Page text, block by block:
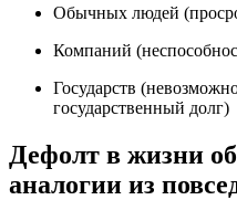
Обычных людей
Компаний
Государств
государственный долг)
Дефолт в жизни
аналогии из